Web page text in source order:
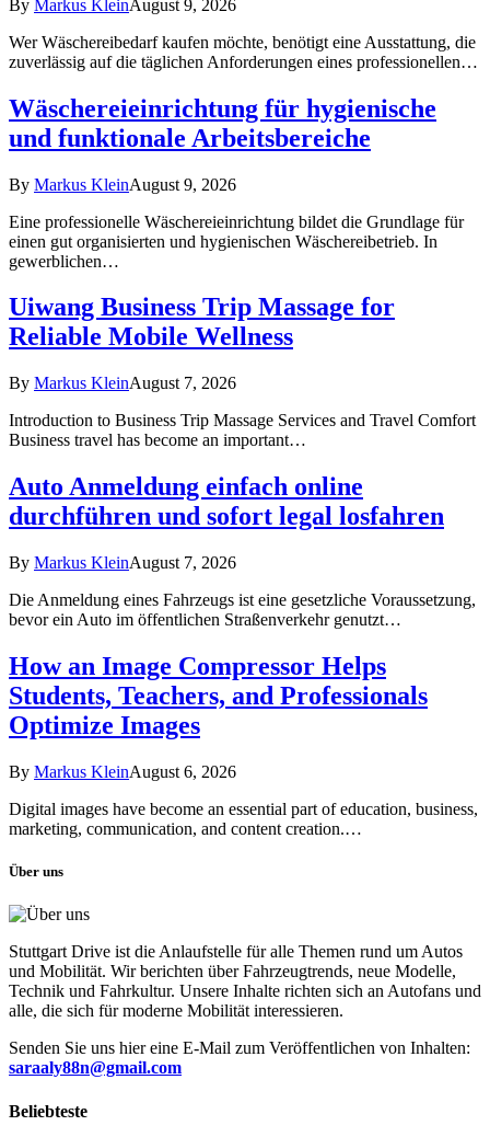
By Markus KleinAugust 9, 2026
Wer Wäschereibedarf kaufen möchte, benötigt eine Ausstattung, die
zuverlässig auf die täglichen Anforderungen eines professionellen…
Wäschereieinrichtung für hygienische
und funktionale Arbeitsbereiche
By Markus KleinAugust 9, 2026
Eine professionelle Wäschereieinrichtung bildet die Grundlage für
einen gut organisierten und hygienischen Wäschereibetrieb. In
gewerblichen…
Uiwang Business Trip Massage for
Reliable Mobile Wellness
By Markus KleinAugust 7, 2026
Introduction to Business Trip Massage Services and Travel Comfort
Business travel has become an important…
Auto Anmeldung einfach online
durchführen und sofort legal losfahren
By Markus KleinAugust 7, 2026
Die Anmeldung eines Fahrzeugs ist eine gesetzliche Voraussetzung,
bevor ein Auto im öffentlichen Straßenverkehr genutzt…
How an Image Compressor Helps
Students, Teachers, and Professionals
Optimize Images
By Markus KleinAugust 6, 2026
Digital images have become an essential part of education, business,
marketing, communication, and content creation.…
Über uns
Stuttgart Drive ist die Anlaufstelle für alle Themen rund um Autos
und Mobilität. Wir berichten über Fahrzeugtrends, neue Modelle,
Technik und Fahrkultur. Unsere Inhalte richten sich an Autofans und
alle, die sich für moderne Mobilität interessieren.
Senden Sie uns hier eine E-Mail zum Veröffentlichen von Inhalten:
saraaly88n@gmail.com
Beliebteste